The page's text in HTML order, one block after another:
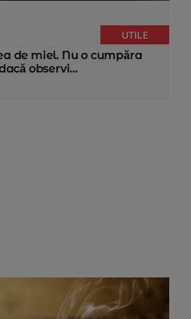
UTILE
de miel. Nu o cumpăra
observi...